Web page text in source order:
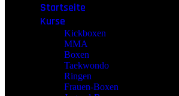
Startseite
Kurse
Kickboxen
MMA
Boxen
Taekwondo
Ringen
Frauen-Boxen